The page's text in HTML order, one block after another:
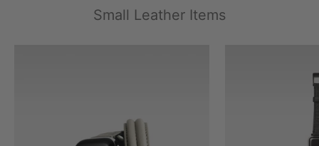
Small Leather Items